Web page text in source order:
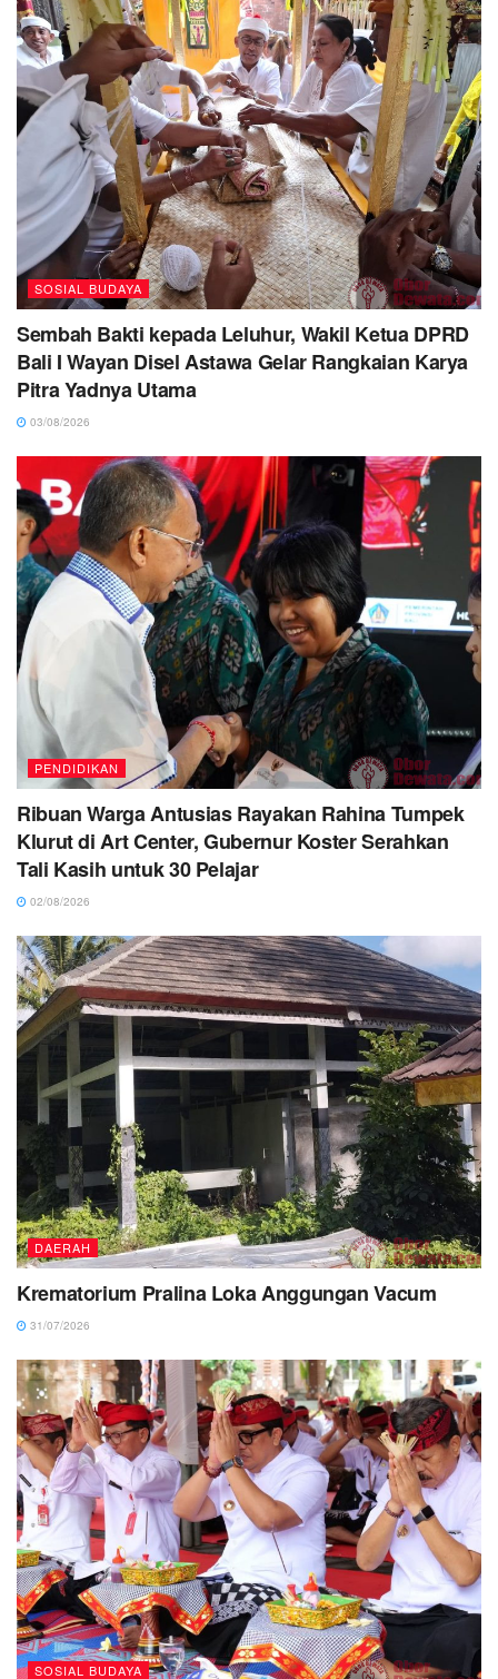
SOSIAL BUDAYA
Sembah Bakti kepada Leluhur, Wakil Ketua DPRD
Bali I Wayan Disel Astawa Gelar Rangkaian Karya
Pitra Yadnya Utama
03/08/2026
PENDIDIKAN
Ribuan Warga Antusias Rayakan Rahina Tumpek
Klurut di Art Center, Gubernur Koster Serahkan
Tali Kasih untuk 30 Pelajar
02/08/2026
DAERAH
Krematorium Pralina Loka Anggungan Vacum
31/07/2026
SOSIAL BUDAYA